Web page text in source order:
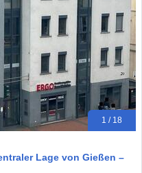
1 / 18
Lage von Gießen –